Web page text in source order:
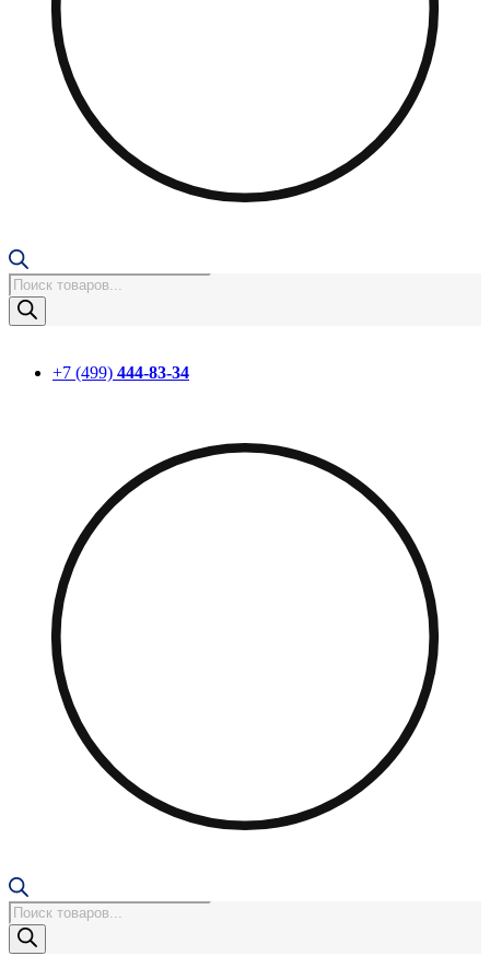
Поиск
товаров
+7 (499) 444-83-34
Поиск
товаров